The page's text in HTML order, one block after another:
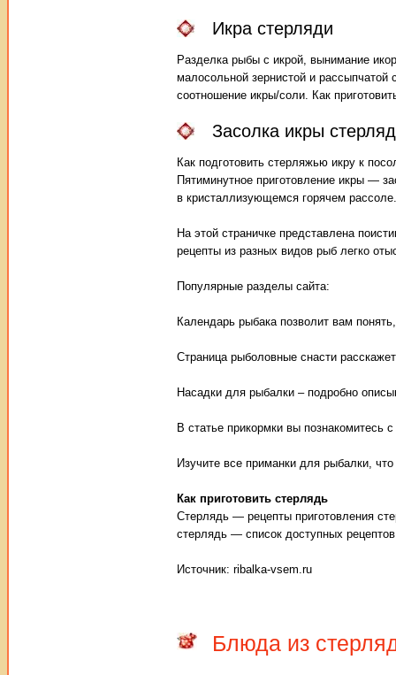
Икра стерляди
Разделка рыбы с икрой, вынимание
малосольной зернистой и
соотношение икры/соли. Как
Засолка икры
Как подготовить стерляжью икру к
Пятиминутное приготовление икры —
в кристаллизующемся горячем рассоле.
На этой страничке представлена
рецепты из разных видов рыб легко
Популярные разделы сайта:
Календарь рыбака позволит вам
Страница рыболовные снасти
Насадки для рыбалки – подробно
В статье прикормки вы познакомитесь
Изучите все приманки для рыбалки,
Как приготовить стерлядь
Стерлядь — рецепты приготовления
стерлядь — список доступных
Источник: ribalka-vsem.ru
Блюда из